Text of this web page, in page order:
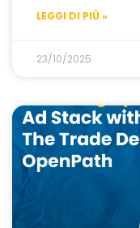
LEGGI DI PIÙ »
23/10/2025